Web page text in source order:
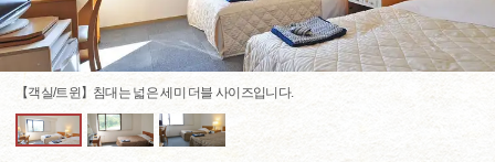
【객실/트윈】침대는 넓은 세미 더블 사이즈입니다.